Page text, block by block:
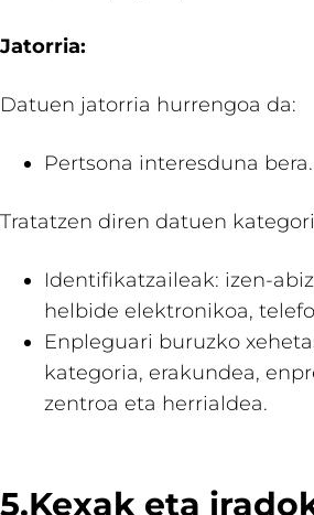
Jatorria:
Datuen jatorria hurrengoa da:
Pertsona interesduna bera.
Tratatzen diren datuen
Identifikatzaileak: izen-
helbide elektronikoa,
Enpleguari buruzko
kategoria, erakundea,
zentroa eta herrialdea.
5.Kexak eta